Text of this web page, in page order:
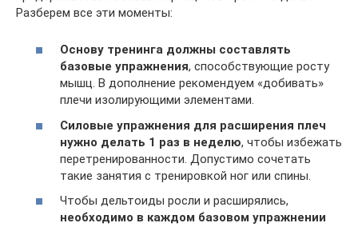
Разберем все эти моменты:
Основу тренинга должны составлять
базовые упражнения, способствующие росту
мышц. В дополнение рекомендуем «добивать»
плечи изолирующими элементами.
Силовые упражнения для расширения плеч
нужно делать 1 раз в неделю, чтобы избежать
перетренированности. Допустимо сочетать
такие занятия с тренировкой ног или спины.
Чтобы дельтоиды росли и расширялись,
необходимо в каждом базовом упражнении